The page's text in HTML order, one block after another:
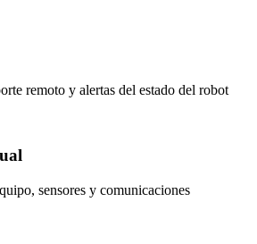
remoto y alertas del estado del robot
sensores y comunicaciones